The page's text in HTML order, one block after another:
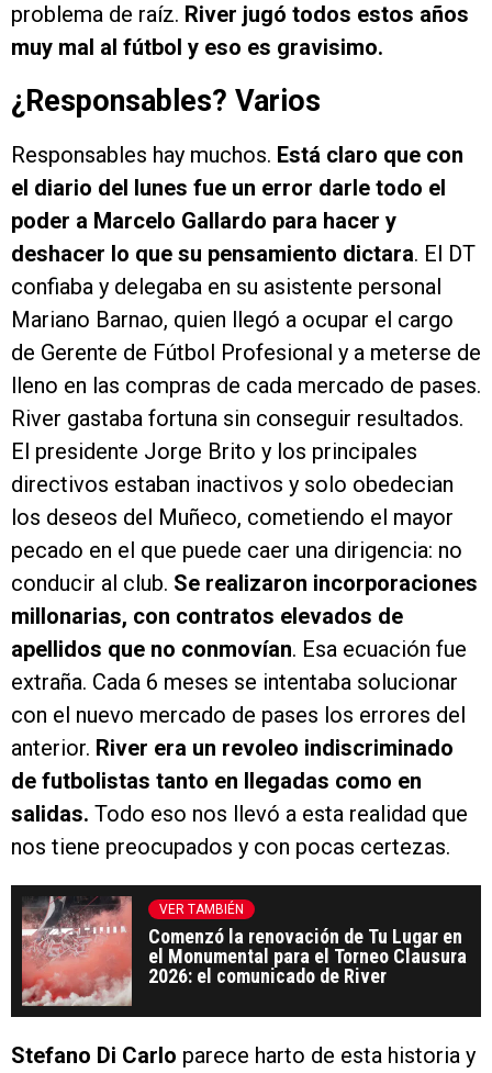
problema de raíz. River jugó todos estos años
muy mal al fútbol y eso es gravisimo.
¿Responsables? Varios
Responsables hay muchos. Está claro que con
el diario del lunes fue un error darle todo el
poder a Marcelo Gallardo para hacer y
deshacer lo que su pensamiento dictara. El DT
confiaba y delegaba en su asistente personal
Mariano Barnao, quien llegó a ocupar el cargo
de Gerente de Fútbol Profesional y a meterse de
lleno en las compras de cada mercado de pases.
River gastaba fortuna sin conseguir resultados.
El presidente Jorge Brito y los principales
directivos estaban inactivos y solo obedecian
los deseos del Muñeco, cometiendo el mayor
pecado en el que puede caer una dirigencia: no
conducir al club. Se realizaron incorporaciones
millonarias, con contratos elevados de
apellidos que no conmovían. Esa ecuación fue
extraña. Cada 6 meses se intentaba solucionar
con el nuevo mercado de pases los errores del
anterior. River era un revoleo indiscriminado
de futbolistas tanto en llegadas como en
salidas. Todo eso nos llevó a esta realidad que
nos tiene preocupados y con pocas certezas.
VER TAMBIÉN
Comenzó la renovación de Tu Lugar en
el Monumental para el Torneo Clausura
2026: el comunicado de River
Stefano Di Carlo parece harto de esta historia y